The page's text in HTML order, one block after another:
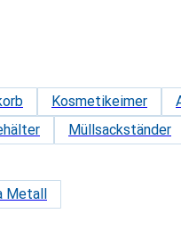
Kosmetikeimer
Müllsackständer
Metall